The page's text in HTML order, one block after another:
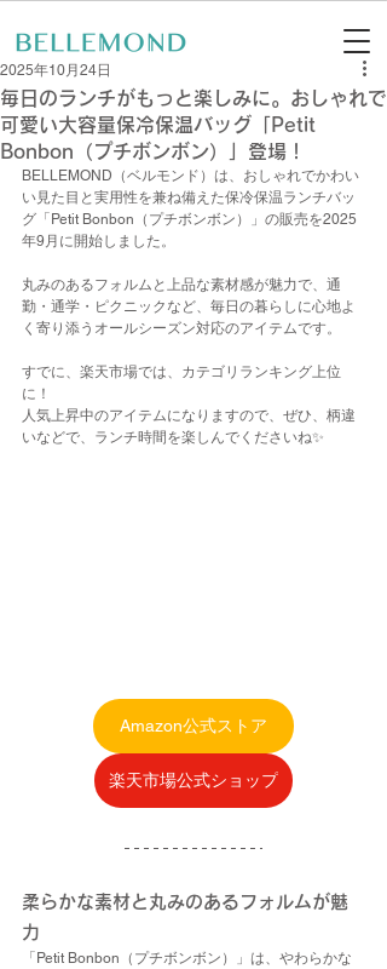
毎日のランチがもっと楽しみに。おしゃれで
可愛い大容量保冷保温バッグ「Petit
Bonbon（プチボンボン）」登場！
2025年10月24日
BELLEMOND（ベルモンド）は、おしゃれでかわい
い見た目と実用性を兼ね備えた保冷保温ランチバッ
グ「Petit Bonbon（プチボンボン）」の販売を2025
年9月に開始しました。
丸みのあるフォルムと上品な素材感が魅力で、通
勤・通学・ピクニックなど、毎日の暮らしに心地よ
く寄り添うオールシーズン対応のアイテムです。
すでに、楽天市場では、カテゴリランキング上位
に！
人気上昇中のアイテムになりますので、ぜひ、柄違
いなどで、ランチ時間を楽しんでくださいね✨
Amazon公式ストア
楽天市場公式ショップ
柔らかな素材と丸みのあるフォルムが魅
力
「Petit Bonbon（プチボンボン）」は、やわらかな